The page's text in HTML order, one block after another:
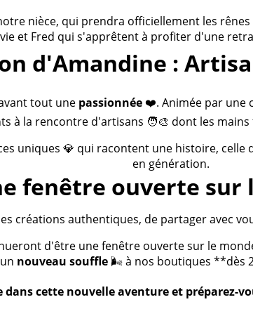
nièce, qui prendra officiellement les
et Fred qui s'apprêtent à profiter d'une
d'Amandine :
tout une passionnée❤️. Animée par une
à la rencontre d'artisans 🧑‍🎨 dont les
uniques 💎 qui racontent une histoire,
en génération.
fenêtre ouverte sur
créations authentiques, de partager avec
d'être une fenêtre ouverte sur le
nouveau souffle🌬️ à nos boutiques **dès
cette nouvelle aventure et préparez-